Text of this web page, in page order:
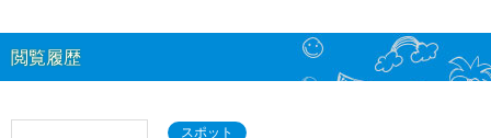
閲覧履歴